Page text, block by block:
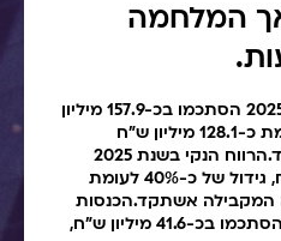
המלחמה
הכנסות המימון נטו בשנת 2025 הסתכמו בכ-157.9 מיליון
ש"ח, גידול של כ-23% לעומת כ-128.1 מיליון ש"ח
בתקופה המקבילה אשתקד.הרווח הנקי בשנת 2025
הסתכם בכ-71.9 מיליון ש"ח, גידול של כ-40% לעומת
המקבילה אשתקד.הכנסות
41.6 מיליון ש"ח,